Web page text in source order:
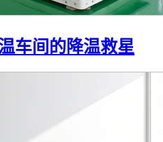
车间的降温救星